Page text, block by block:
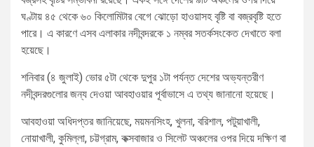
ঘণ্টায় ৪৫ থেকে ৬০ কিলোমিটার বেগে ঝোড়ো হাওয়াসহ বৃষ্টি বা বজ্রবৃষ্টি হতে
পারে। এ কারণে এসব এলাকার নদীবন্দরকে ১ নম্বর সতর্কসংকেত দেখাতে বলা
হয়েছে।
শনিবার (৪ জুলাই) ভোর ৫টা থেকে দুপুর ১টা পর্যন্ত দেশের অভ্যন্তরীণ
নদীবন্দরগুলোর জন্য দেওয়া আবহাওয়ার পূর্বাভাসে এ তথ্য জানানো হয়েছে।
আবহাওয়া অধিদপ্তর জানিয়েছে, ময়মনসিংহ, খুলনা, বরিশাল, পটুয়াখালী,
নোয়াখালী, কুমিল্লা, চট্টগ্রাম, কক্সবাজার ও সিলেট অঞ্চলের ওপর দিয়ে দক্ষিণ বা